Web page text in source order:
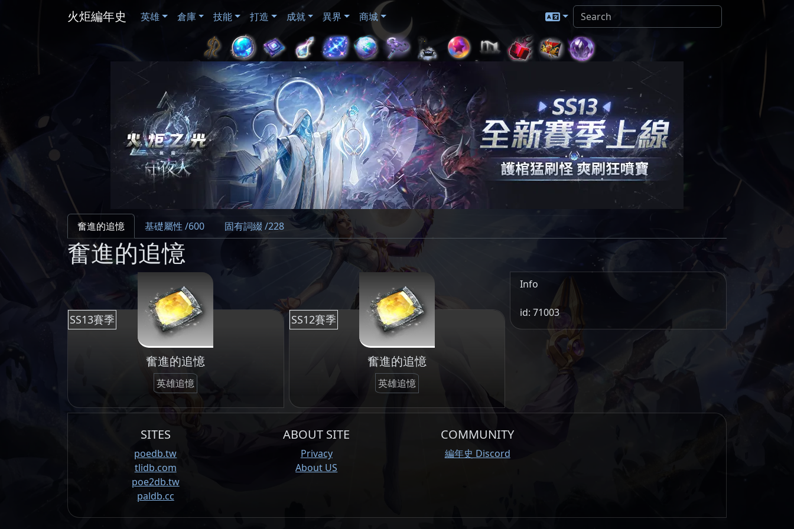
火炬編年史 英雄 倉庫 技能 打造 成就 異界 商城
奮進的追憶 基礎屬性 /600 固有詞綴 /228
奮進的追憶
SS13賽季
奮進的追憶
英雄追憶
SS12賽季
奮進的追憶
英雄追憶
Info
id: 71003
SITES
poedb.tw
tlidb.com
poe2db.tw
paldb.cc
ABOUT SITE
Privacy
About US
COMMUNITY
編年史 Discord